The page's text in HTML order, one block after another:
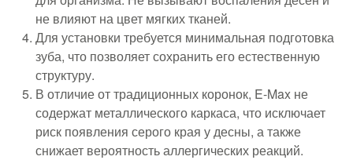
не влияют на цвет мягких тканей.
Для установки требуется минимальная подготовка
зуба, что позволяет сохранить его естественную
структуру.
В отличие от традиционных коронок, E-Max не
содержат металлического каркаса, что исключает
риск появления серого края у десны, а также
снижает вероятность аллергических реакций.